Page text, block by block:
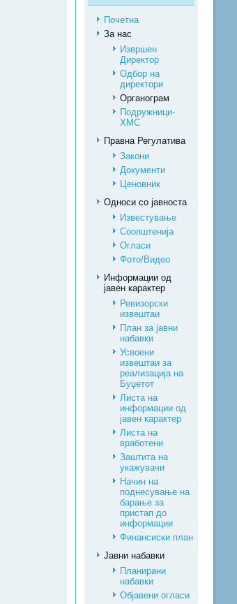
Почетна
За нас
Извршен
Директор
Одбор на
директори
Органограм
Подружници-
ХМС
Правна Регулатива
Закони
Документи
Ценовник
Односи со јавноста
Известување
Соопштенија
Огласи
Фото/Видео
Информации од
јавен карактер
Ревизорски
извештаи
План за јавни
набавки
Усвоени
извештаи за
реализација на
Буџетот
Листа на
информации од
јавен карактер
Листа на
вработени
Заштита на
укажувачи
Начин на
поднесување на
барање за
пристап до
информации
Финансиски план
Јавни набавки
Планирани
набавки
Објавени огласи